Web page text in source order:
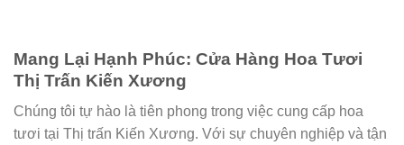
Mang Lại Hạnh Phúc: Cửa Hàng Hoa Tươi
Thị Trấn Kiến Xương
Chúng tôi tự hào là tiên phong trong việc cung cấp hoa
tươi tại Thị trấn Kiến Xương. Với sự chuyên nghiệp và tận